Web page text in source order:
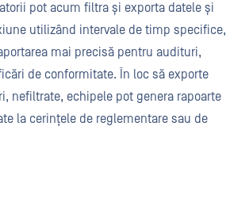
pot acum filtra și exporta datele și
utilizând intervale de timp specifice,
mai precisă pentru audituri,
de conformitate. În loc să exporte
nefiltrate, echipele pot genera rapoarte
la cerințele de reglementare sau de